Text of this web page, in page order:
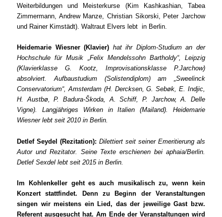
Weiterbildungen und Meisterkurse (Kim Kashkashian, Tabea
Zimmermann, Andrew Manze, Christian Sikorski, Peter Jarchow
und Rainer Kimstädt). Waltraut Elvers lebt in Berlin.
Heidemarie Wiesner (Klavier) hat ihr Diplom-Studium an der
Hochschule für Musik „Felix Mendelssohn Bartholdy“, Leipzig
(Klavierklasse G. Kootz, Improvisationsklasse P.Jarchow)
absolviert. Aufbaustudium (Solistendiplom) am „Sweelinck
Conservatorium“, Amsterdam (H. Dercksen, G. Sebøk, E. Indjic,
H. Austbø, P. Badura-Škoda, A. Schiff, P. Jarchow, A. Delle
Vigne). Langjähriges Wirken in Italien (Mailand). Heidemarie
Wiesner lebt seit 2010 in Berlin.
Detlef Seydel (Rezitation): Dilettiert seit seiner Emeritierung als
Autor und Rezitator. Seine Texte erschienen bei aphaia/Berlin.
Detlef Sexdel lebt seit 2015 in Berlin.
Im Kohlenkeller geht es auch musikalisch zu, wenn kein
Konzert stattfindet. Denn zu Beginn der Veranstaltungen
singen wir meistens ein Lied, das der jeweilige Gast bzw.
Referent ausgesucht hat. Am Ende der Veranstaltungen wird